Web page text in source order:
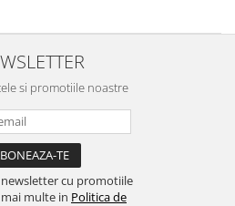
si promotiile noastre
cu promotiile
multe in Politica de